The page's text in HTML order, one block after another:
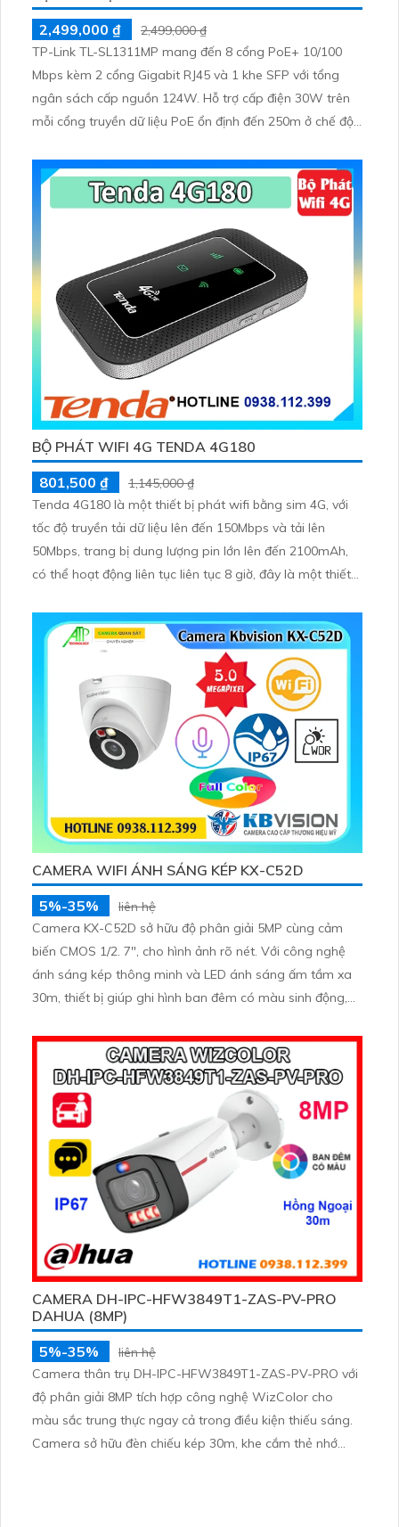
2,499,000 ₫
2,499,000 ₫
TP-Link TL-SL1311MP mang đến 8 cổng PoE+ 10/100
Mbps kèm 2 cổng Gigabit RJ45 và 1 khe SFP với tổng
ngân sách cấp nguồn 124W. Hỗ trợ cấp điện 30W trên
mỗi cổng truyền dữ liệu PoE ổn định đến 250m ở chế độ
BỘ PHÁT WIFI 4G TENDA 4G180
801,500 ₫
1,145,000 ₫
Tenda 4G180 là một thiết bị phát wifi bằng sim 4G, với
tốc độ truyền tải dữ liệu lên đến 150Mbps và tải lên
50Mbps, trang bị dung lượng pin lớn lên đến 2100mAh,
có thể hoạt động liên tục liên tục 8 giờ, đây là một thiết
CAMERA WIFI ÁNH SÁNG KÉP KX-C52D
5%-35%
liên hệ
Camera KX-C52D sở hữu độ phân giải 5MP cùng cảm
biến CMOS 1/2. 7", cho hình ảnh rõ nét. Với công nghệ
ánh sáng kép thông minh và LED ánh sáng ấm tầm xa
30m, thiết bị giúp ghi hình ban đêm có màu sinh động,
CAMERA DH-IPC-HFW3849T1-ZAS-PV-PRO
DAHUA (8MP)
5%-35%
liên hệ
Camera thân trụ DH-IPC-HFW3849T1-ZAS-PV-PRO với
độ phân giải 8MP tích hợp công nghệ WizColor cho
màu sắc trung thực ngay cả trong điều kiện thiếu sáng.
Camera sở hữu đèn chiếu kép 30m, khe cắm thẻ nhớ